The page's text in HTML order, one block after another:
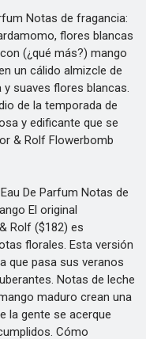
Notas de fragancia:
flores blancas
(¿qué más?) mango
un cálido almizcle de
suaves flores blancas.
de la temporada de
y edificante que se
& Rolf Flowerbomb
De Parfum Notas de
El original
Rolf ($182) es
florales. Esta versión
que pasa sus veranos
Notas de leche
maduro crean una
la gente se acerque
Cómo